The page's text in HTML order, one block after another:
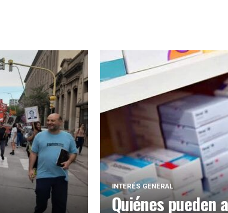
INTERÉS GENERAL
Quiénes pueden